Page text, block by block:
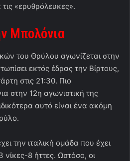
«ερυθρόλευκες».
Μπολόνια
του Θρύλου αγωνίζεται στην
εκτός έδρας την Βίρτους,
στις 21:30. Πιο
στην 12η αγωνιστική της
αυτό είναι ένα ακόμη
την ιταλική ομάδα που έχει
8 ήττες. Ωστόσο, οι